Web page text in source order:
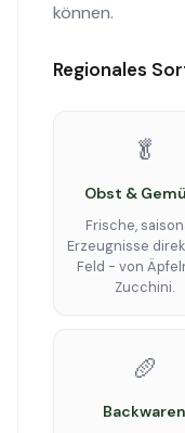
können.
Regionales
🥬
Obst &
Frische,
Erzeugnisse
Feld - von
Zucchini.
🥖
Backwaren